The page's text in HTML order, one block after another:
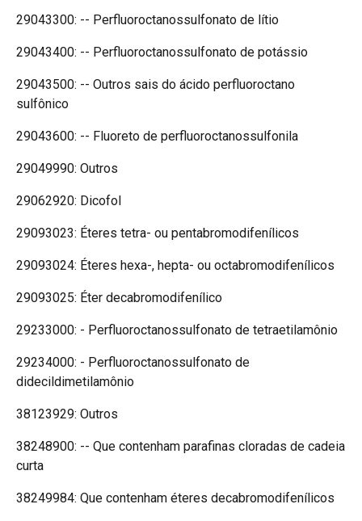
29043300: -- Perfluoroctanossulfonato de lítio
29043400: -- Perfluoroctanossulfonato de potássio
29043500: -- Outros sais do ácido perfluoroctano
sulfônico
29043600: -- Fluoreto de perfluoroctanossulfonila
29049990: Outros
29062920: Dicofol
29093023: Éteres tetra- ou pentabromodifenílicos
29093024: Éteres hexa-, hepta- ou octabromodifenílicos
29093025: Éter decabromodifenílico
29233000: - Perfluoroctanossulfonato de tetraetilamônio
29234000: - Perfluoroctanossulfonato de
didecildimetilamônio
38123929: Outros
38248900: -- Que contenham parafinas cloradas de cadeia
curta
38249984: Que contenham éteres decabromodifenílicos